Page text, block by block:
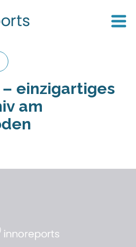
einzigartiges
am